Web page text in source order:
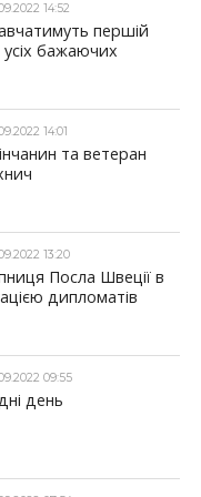
14:52
першій
бажаючих
14:01
та ветеран
13:20
Посла Швеції в
дипломатів
09:55
день